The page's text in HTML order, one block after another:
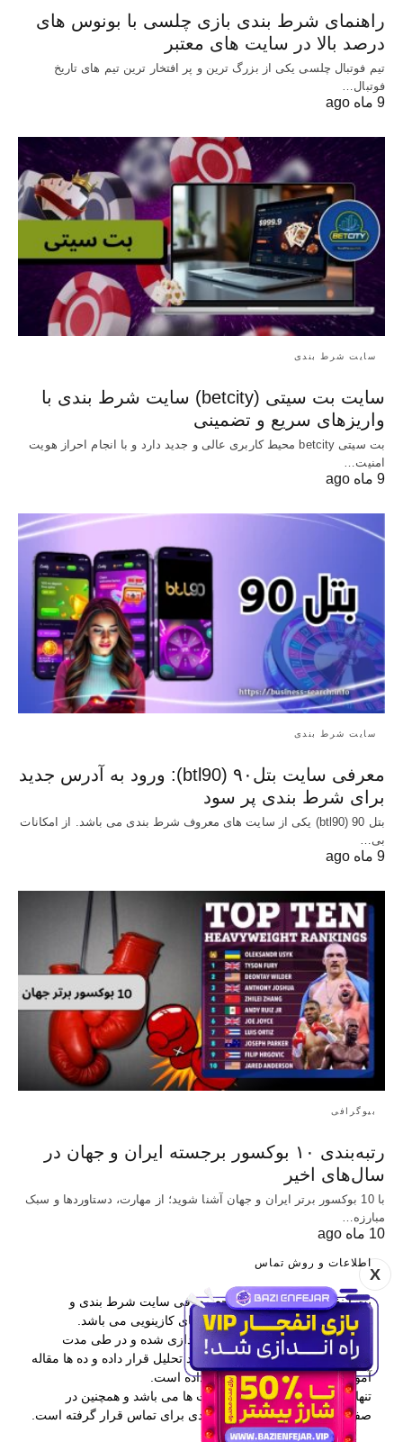
X
راهنمای شرط بندی بازی چلسی با بونوس های
درصد بالا در سایت های معتبر
تیم فوتبال چلسی یکی از بزرگ ترین و پر افتخار ترین تیم های تاریخ
فوتبال…
9 ماه ago
سایت شرط بندی
سایت بت سیتی (betcity) سایت شرط بندی با
واریزهای سریع و تضمینی
بت سیتی betcity محیط کاربری عالی و جدید دارد و با انجام احراز هویت
امنیت…
9 ماه ago
سایت شرط بندی
معرفی سایت بتل۹۰ (btl90): ورود به آدرس جدید
برای شرط بندی پر سود
بتل 90 (btl90) یکی از سایت های معروف شرط بندی می باشد. از امکانات
بی…
9 ماه ago
بیوگرافی
رتبه‌بندی ۱۰ بوکسور برجسته ایران و جهان در
سال‌های اخیر
با 10 بوکسور برتر ایران و جهان آشنا شوید؛ از مهارت، دستاوردها و سبک
مبارزه…
10 ماه ago
اطلاعات و روش تماس
بت اینفو یکی از برترین مراجع معرفی سایت شرط بندی و
همچنین آموزش پیش بینی و بازی های کازینویی می باشد.
این وب سایت در سال 1397 راه اندازی شده و در طی مدت
فعالیتش بیش از 400 سایت را مورد تحلیل قرار داده و ده ها مقاله
آموزشی در اختیار کاربران قرار داده است.
تنها راه ارتباطی با بت اینفو کامنت ها می باشد و همچنین در
صفحه درباره ما نیز اطلاعات مفیدی برای تماس قرار گرفته است.